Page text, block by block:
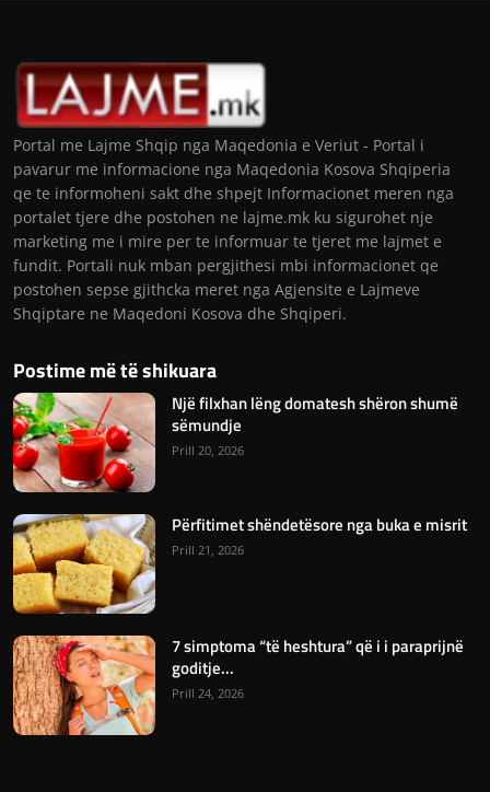
Portal me Lajme Shqip nga Maqedonia e Veriut - Portal i
pavarur me informacione nga Maqedonia Kosova Shqiperia
qe te informoheni sakt dhe shpejt Informacionet meren nga
portalet tjere dhe postohen ne lajme.mk ku sigurohet nje
marketing me i mire per te informuar te tjeret me lajmet e
fundit. Portali nuk mban pergjithesi mbi informacionet qe
postohen sepse gjithcka meret nga Agjensite e Lajmeve
Shqiptare ne Maqedoni Kosova dhe Shqiperi.
Postime më të shikuara
Një filxhan lëng domatesh shëron shumë
sëmundje
Prill 20, 2026
Përfitimet shëndetësore nga buka e misrit
Prill 21, 2026
7 simptoma “të heshtura” që i i paraprijnë
goditje...
Prill 24, 2026